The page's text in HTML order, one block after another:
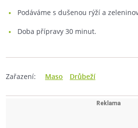
Podáváme s dušenou rýží a
Doba přípravy 30 minut.
Zařazení: Maso Drůbeží